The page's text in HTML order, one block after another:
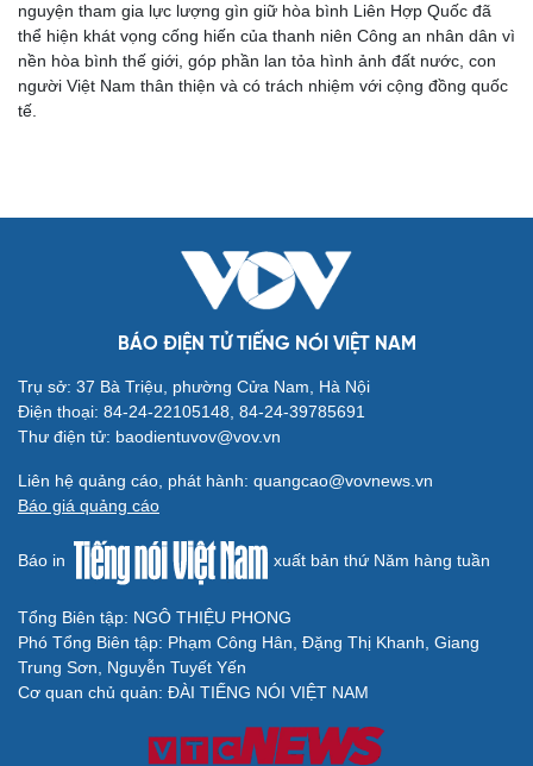
Cải chính
nguyện tham gia lực lượng gìn giữ hòa bình Liên Hợp Quốc đã
thể hiện khát vọng cống hiến của thanh niên Công an nhân dân vì
nền hòa bình thế giới, góp phần lan tỏa hình ảnh đất nước, con
người Việt Nam thân thiện và có trách nhiệm với cộng đồng quốc
tế.
BÁO ĐIỆN TỬ TIẾNG NÓI VIỆT NAM
Trụ sở: 37 Bà Triệu, phường Cửa Nam, Hà Nội
Điện thoại: 84-24-22105148, 84-24-39785691
Thư điện tử: baodientuvov@vov.vn
Liên hệ quảng cáo, phát hành: quangcao@vovnews.vn
Báo giá quảng cáo
Báo in xuất bản thứ Năm hàng tuần
Tổng Biên tập: NGÔ THIỆU PHONG
Phó Tổng Biên tập: Phạm Công Hân, Đặng Thị Khanh, Giang
Trung Sơn, Nguyễn Tuyết Yến
Cơ quan chủ quản: ĐÀI TIẾNG NÓI VIỆT NAM